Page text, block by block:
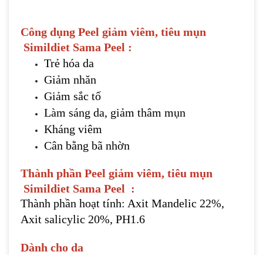
Công dụng Peel giảm viêm, tiêu mụn
Simildiet Sama Peel :
Trẻ hóa da
Giảm nhăn
Giảm sắc tố
Làm sáng da, giảm thâm mụn
Kháng viêm
Cân bằng bã nhờn
Thành phần Peel giảm viêm, tiêu mụn
Simildiet Sama Peel :
Thành phần hoạt tính: Axit Mandelic 22%,
Axit salicylic 20%, PH1.6
Dành cho da